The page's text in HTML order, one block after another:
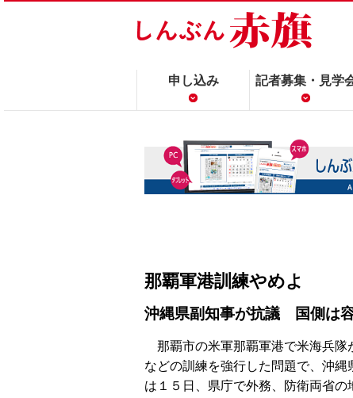
申し込み 記者募集・見学
那覇軍港訓練やめよ
沖縄県副知事が抗議 国側は
那覇市の米軍那覇軍港で米海兵隊
などの訓練を強行した問題で、沖縄
は１５日、県庁で外務、防衛両省の